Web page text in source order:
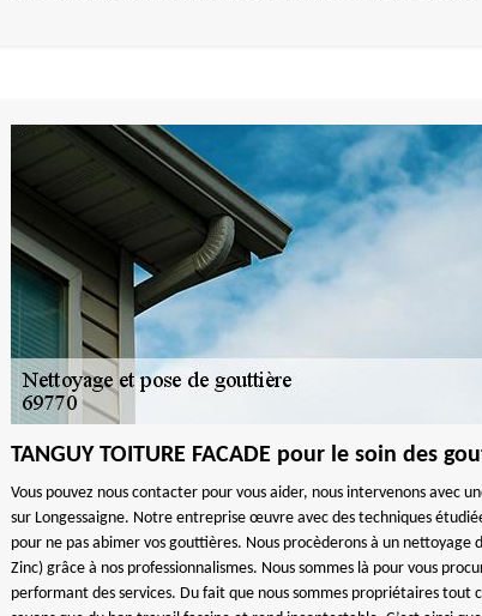
TANGUY TOITURE FACADE pour le soin des
Vous pouvez nous contacter pour vous aider, nous intervenons avec
sur Longessaigne. Notre entreprise œuvre avec des techniques
pour ne pas abimer vos gouttières. Nous procèderons à un nettoyage
Zinc) grâce à nos professionnalismes. Nous sommes là pour vous
performant des services. Du fait que nous sommes propriétaires tout